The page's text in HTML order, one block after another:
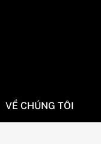
VỀ CHÚNG TÔI